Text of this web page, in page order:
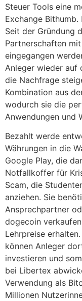
Steuer Tools eine
Exchange
Seit der Gründung
Partnerschaften
eingegangen
Anleger wieder auf
die Nachfrage
Kombination aus
wodurch sie die
Anwendungen und
Bezahlt werde
Währungen in die
Google Play, die
Notfallkoffer für
Scam, die
anziehen. Sie
Ansprechpartner
dogecoin
Lehrpreise
können Anleger
investieren und
bei Libertex
Verwendung als
Millionen